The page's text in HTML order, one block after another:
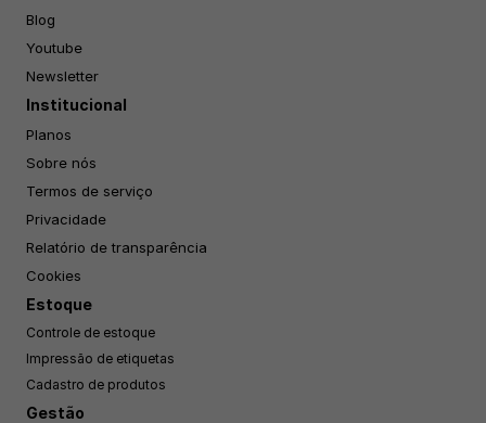
Blog
Youtube
Newsletter
Institucional
Planos
Sobre nós
Termos de serviço
Privacidade
Relatório de transparência
Cookies
Estoque
Controle de estoque
Impressão de etiquetas
Cadastro de produtos
Gestão